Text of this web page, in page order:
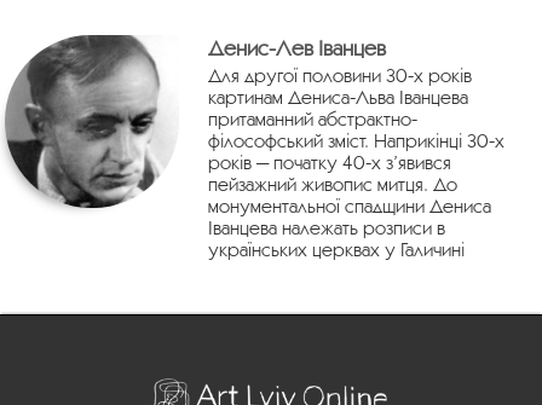
Денис-Лев Іванцев
Для другої половини 30-х років
картинам Дениса-Льва Іванцева
притаманний абстрактно-
філософський зміст. Наприкінці 30-х
років — початку 40-х з’явився
пейзажний живопис митця. До
монументальної спадщини Дениса
Іванцева належать розписи в
українських церквах у Галичині